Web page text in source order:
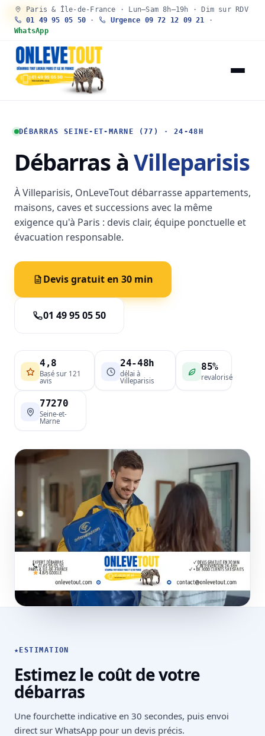
Paris & Île-de-France · Lun–Sam 8h–19h · Dim sur RDV
01 49 95 05 50 · Urgence 09 72 12 09 21 ·
WhatsApp
DÉBARRAS SEINE-ET-MARNE (77) · 24-48H
Débarras àVilleparisis
À Villeparisis, OnLeveTout débarrasse appartements,
maisons, caves et successions avec la même
exigence qu'à Paris : devis clair, équipe ponctuelle et
évacuation responsable.
Devis gratuit en 30 min
01 49 95 05 50
4,8
Basé sur 121
avis
24-48h
délai à
Villeparisis
85%
revalorisé
77270
Seine-et-
Marne
★ ESTIMATION
Estimez le coût de votre
débarras
Une fourchette indicative en 30 secondes, puis envoi
direct sur WhatsApp pour un devis précis.
30 SEC